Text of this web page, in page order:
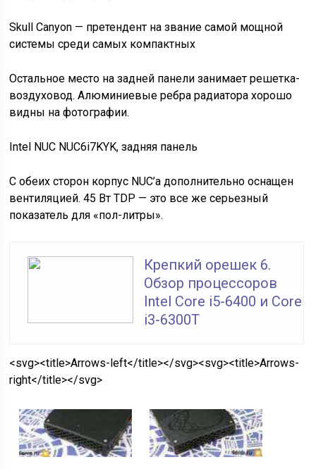
Skull Canyon — претендент на звание самой мощной
системы среди самых компактных
Остальное место на задней панели занимает решетка-
воздуховод. Алюминиевые ребра радиатора хорошо
видны на фотографии.
Intel NUC NUC6i7KYK, задняя панель
С обеих сторон корпус NUC’а дополнительно оснащен
вентиляцией. 45 Вт TDP — это все же серьезный
показатель для «пол-литры».
Крепкий орешек 6.
Обзор процессоров
Intel Core i5-6400 и Core
i3-6300T
<svg><title>Arrows-left</title></svg><svg><title>Arrows-
right</title></svg>